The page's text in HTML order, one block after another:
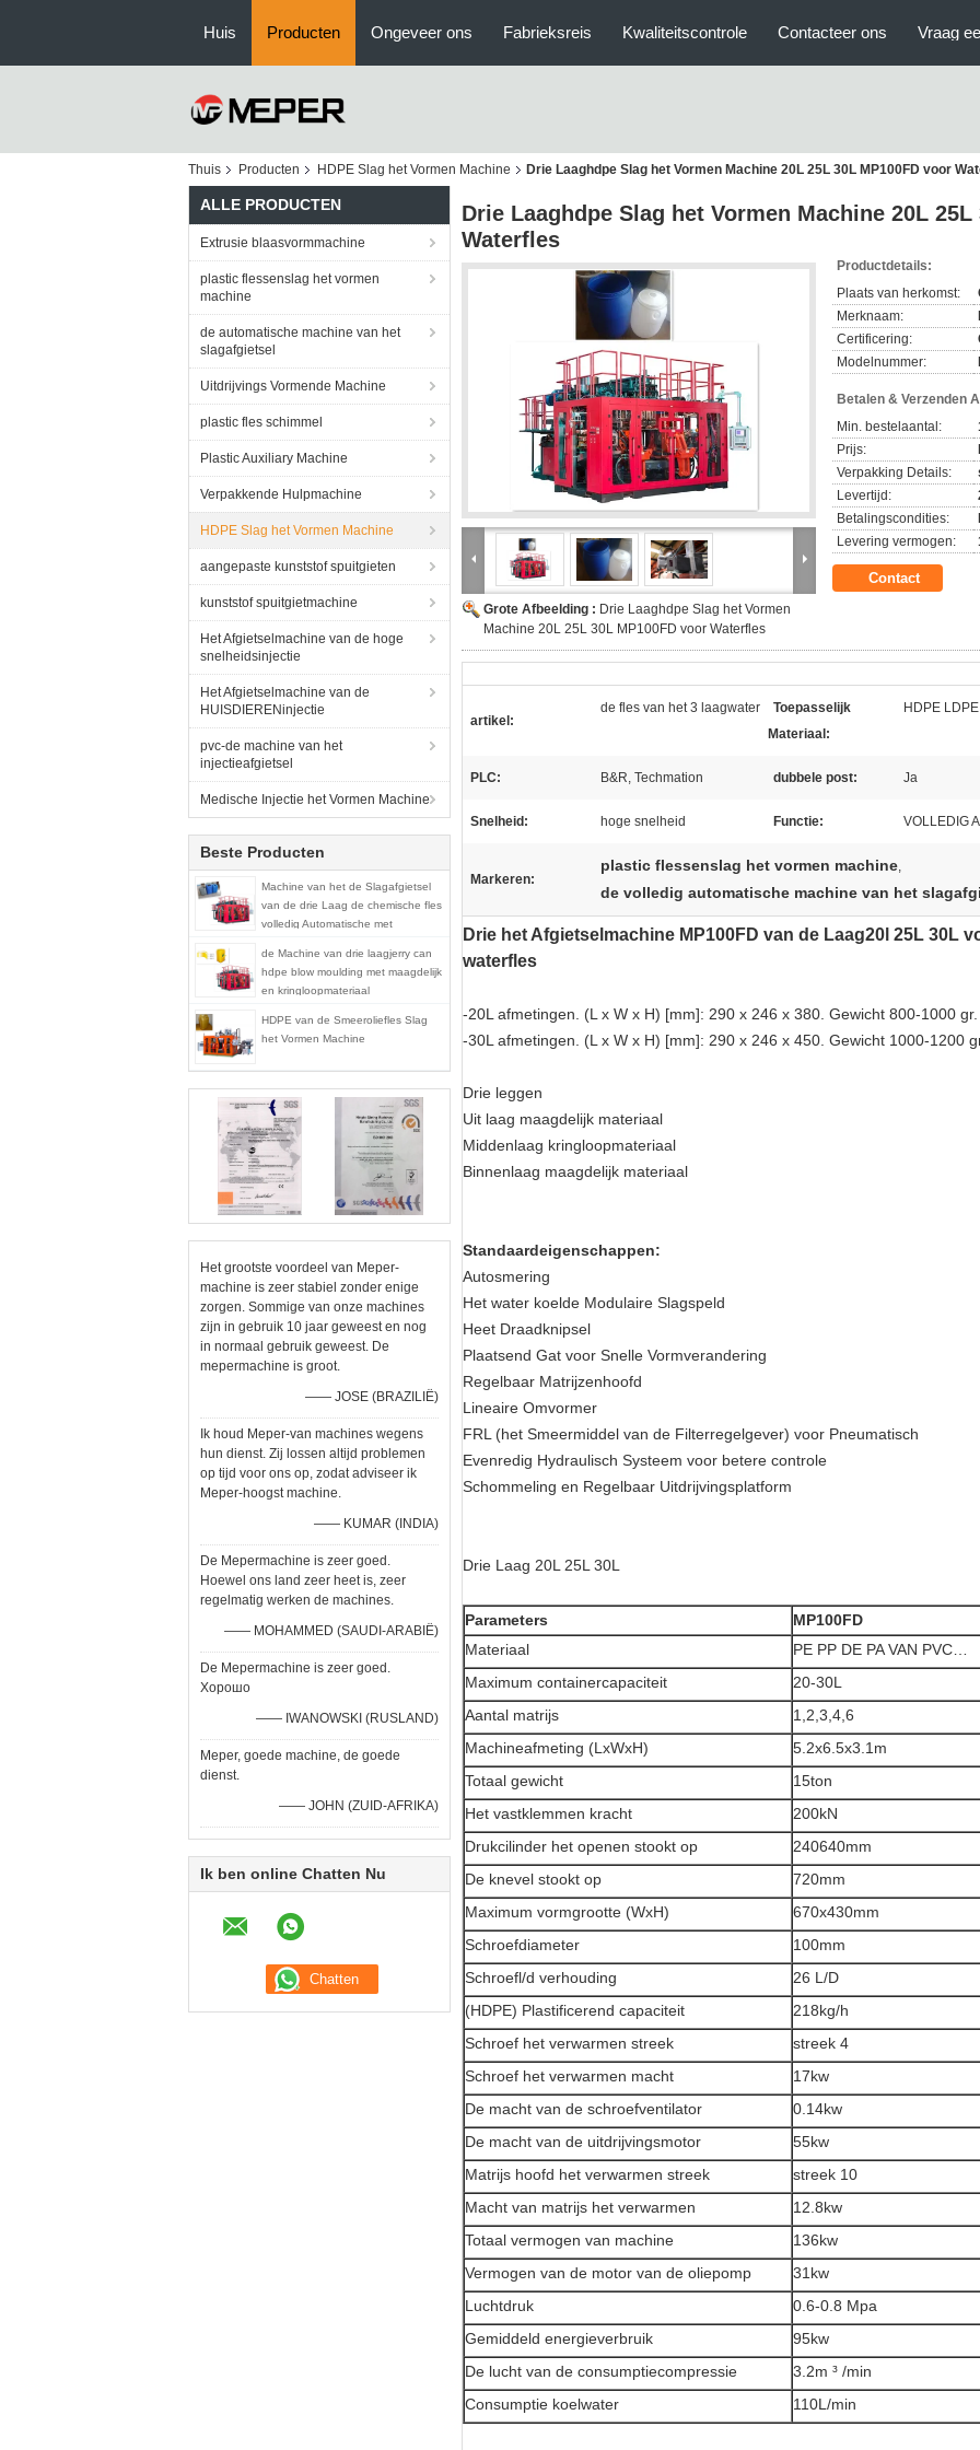
Huis Producten Ongeveer ons Fabrieksreis Kwaliteitscontrole Contacteer ons Vraag
Thuis Producten HDPE Slag het Vormen Machine Drie Laaghdpe Slag het Vormen Machine 20L 25L 30L MP100FD voor
ALLE PRODUCTEN
Extrusie blaasvormmachine
plastic flessenslag het vormen
machine
de automatische machine van het
slagafgietsel
Uitdrijvings Vormende Machine
plastic fles schimmel
Plastic Auxiliary Machine
Verpakkende Hulpmachine
HDPE Slag het Vormen Machine
aangepaste kunststof spuitgieten
kunststof spuitgietmachine
Het Afgietselmachine van de hoge
snelheidsinjectie
Het Afgietselmachine van de
HUISDIERENinjectie
pvc-de machine van het
injectieafgietsel
Medische Injectie het Vormen Machine
Beste Producten
Machine van het de Slagafgietsel
van de drie Laag de chemische fles
volledig Automatische met
de Machine van drie laagjerry can
hdpe blow moulding met maagdelijk
en kringloopmateriaal
HDPE van de Smeeroliefles Slag
het Vormen Machine
Het grootste voordeel van Meper-
machine is zeer stabiel zonder enige
zorgen. Sommige van onze machines
zijn in gebruik 10 jaar geweest en nog
in normaal gebruik geweest. De
mepermachine is groot.
—— JOSE (BRAZILIË)
Ik houd Meper-van machines wegens
hun dienst. Zij lossen altijd problemen
op tijd voor ons op, zodat adviseer ik
Meper-hoogst machine.
—— KUMAR (INDIA)
De Mepermachine is zeer goed.
Hoewel ons land zeer heet is, zeer
regelmatig werken de machines.
—— MOHAMMED (SAUDI-ARABIË)
De Mepermachine is zeer goed.
Хорошо
—— IWANOWSKI (RUSLAND)
Meper, goede machine, de goede
dienst.
—— JOHN (ZUID-AFRIKA)
Ik ben online Chatten Nu
Drie Laaghdpe Slag het Vormen Machine 20L 25L
Waterfles
Grote Afbeelding : Drie Laaghdpe Slag het Vormen
Machine 20L 25L 30L MP100FD voor Waterfles
Productdetails:
Plaats van herkomst:
Merknaam:
Certificering:
Modelnummer:
Betalen & Verzenden
Min. bestelaantal:
Prijs:
Verpakking Details:
Levertijd:
Betalingscondities:
Levering vermogen:
Contact
artikel:
de fles van het 3 laagwater
Toepasselijk
Materiaal:
HDPE
PLC: B&R, Techmation dubbele post: Ja
Snelheid: hoge snelheid Functie: VOLLEDIG
Markeren:
plastic flessenslag het vormen machine,
de volledig automatische machine van het
Drie het Afgietselmachine MP100FD van de Laag20l 25L 30L
waterfles
-20L afmetingen. (L x W x H) [mm]: 290 x 246 x 380. Gewicht 800-1000 gr.
-30L afmetingen. (L x W x H) [mm]: 290 x 246 x 450. Gewicht 1000-1200
Drie leggen
Uit laag maagdelijk materiaal
Middenlaag kringloopmateriaal
Binnenlaag maagdelijk materiaal
Standaardeigenschappen:
Autosmering
Het water koelde Modulaire Slagspeld
Heet Draadknipsel
Plaatsend Gat voor Snelle Vormverandering
Regelbaar Matrijzenhoofd
Lineaire Omvormer
FRL (het Smeermiddel van de Filterregelgever) voor Pneumatisch
Evenredig Hydraulisch Systeem voor betere controle
Schommeling en Regelbaar Uitdrijvingsplatform
Drie Laag 20L 25L 30L
Parameters
MP100FD
Materiaal
PE PP DE PA VAN PVC…
Maximum containercapaciteit
20-30L
Aantal matrijs
1,2,3,4,6
Machineafmeting (LxWxH)
5.2x6.5x3.1m
Totaal gewicht
15ton
Het vastklemmen kracht
200kN
Drukcilinder het openen stookt op
240640mm
De knevel stookt op
720mm
Maximum vormgrootte (WxH)
670x430mm
Schroefdiameter
100mm
Schroefl/d verhouding
26 L/D
(HDPE) Plastificerend capaciteit
218kg/h
Schroef het verwarmen streek
streek 4
Schroef het verwarmen macht
17kw
De macht van de schroefventilator
0.14kw
De macht van de uitdrijvingsmotor
55kw
Matrijs hoofd het verwarmen streek
streek 10
Macht van matrijs het verwarmen
12.8kw
Totaal vermogen van machine
136kw
Vermogen van de motor van de oliepomp
31kw
Luchtdruk
0.6-0.8 Mpa
Gemiddeld energieverbruik
95kw
De lucht van de consumptiecompressie
3.2m ³ /min
Consumptie koelwater
110L/min